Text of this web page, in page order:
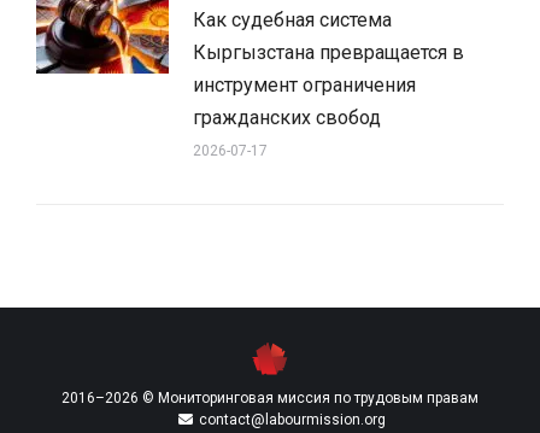
Как судебная система
Кыргызстана превращается в
инструмент ограничения
гражданских свобод
2026-07-17
2016–2026 © Мониторинговая миссия по трудовым правам
contact@labourmission.org